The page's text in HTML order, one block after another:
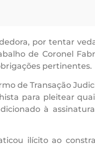
por tentar
de Coronel
pertinentes.
de Transação
para pleitear
à
ilícito ao